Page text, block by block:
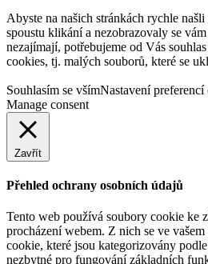
Abyste na našich stránkách rychle
spoustu klikání a nezobrazovaly se
nezajímají, potřebujeme od Vás
cookies, tj. malých souborů, které se
Souhlasím se všímNastavení preferencí
Manage consent
Zavřít
Přehled ochrany osobních údajů
Tento web používá soubory cookie ke
procházení webem. Z nich se ve
cookie, které jsou kategorizovány
nezbytné pro fungování základních